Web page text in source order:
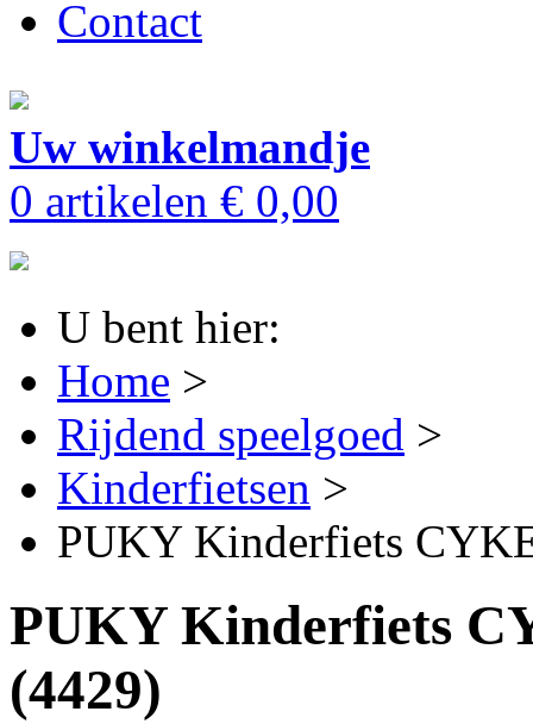
Contact
Uw winkelmandje
0 artikelen € 0,00
U bent hier:
Home >
Rijdend speelgoed >
Kinderfietsen >
PUKY Kinderfiets
PUKY Kinderfiets
(4429)